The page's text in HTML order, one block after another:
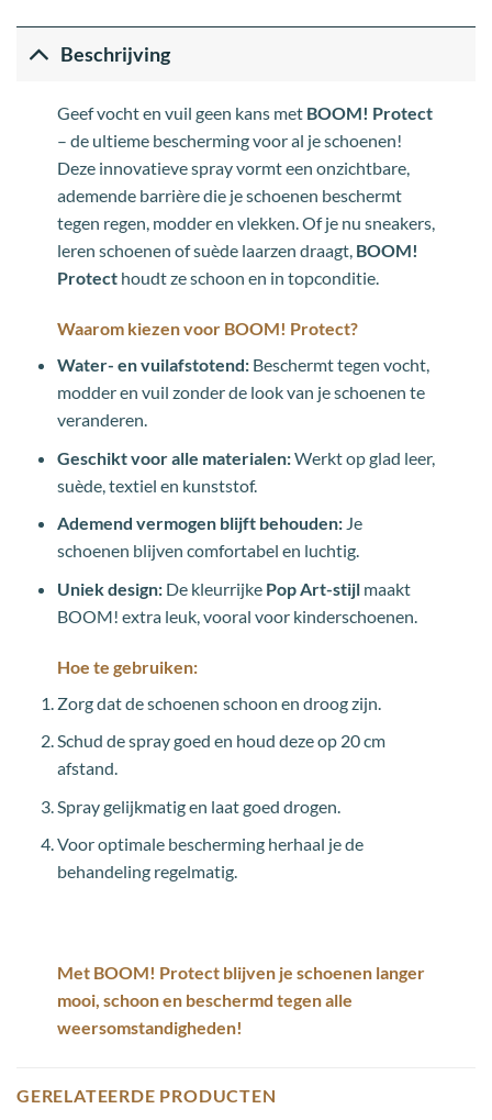
Beschrijving
Geef vocht en vuil geen kans met BOOM! Protect
– de ultieme bescherming voor al je schoenen!
Deze innovatieve spray vormt een onzichtbare,
ademende barrière die je schoenen beschermt
tegen regen, modder en vlekken. Of je nu sneakers,
leren schoenen of suède laarzen draagt, BOOM!
Protecthoudt ze schoon en in topconditie.
Waarom kiezen voor BOOM! Protect?
Water- en vuilafstotend:Beschermt tegen vocht,
modder en vuil zonder de look van je schoenen te
veranderen.
Geschikt voor alle materialen:Werkt op glad leer,
suède, textiel en kunststof.
Ademend vermogen blijft behouden:Je
schoenen blijven comfortabel en luchtig.
Uniek design:De kleurrijke Pop Art-stijlmaakt
BOOM! extra leuk, vooral voor kinderschoenen.
Hoe te gebruiken:
Zorg dat de schoenen schoon en droog zijn.
Schud de spray goed en houd deze op 20 cm
afstand.
Spray gelijkmatig en laat goed drogen.
Voor optimale bescherming herhaal je de
behandeling regelmatig.
Met BOOM! Protectblijven je schoenen langer
mooi, schoon en beschermd tegen alle
weersomstandigheden!
GERELATEERDE PRODUCTEN